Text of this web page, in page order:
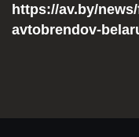
https://av.by/
avtobrendov-